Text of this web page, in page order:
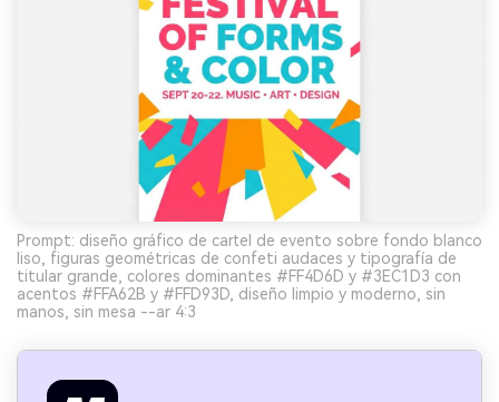
Prompt: diseño gráfico de cartel de evento sobre fondo blanco
liso, figuras geométricas de confeti audaces y tipografía de
titular grande, colores dominantes #FF4D6D y #3EC1D3 con
acentos #FFA62B y #FFD93D, diseño limpio y moderno, sin
manos, sin mesa --ar 4:3